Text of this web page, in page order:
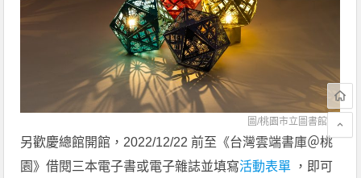
圖/桃園市立圖書館
另歡慶總館開館，2022/12/22 前至《台灣雲端書庫＠桃
園》借閱三本電子書或電子雜誌並填寫活動表單 ，即可